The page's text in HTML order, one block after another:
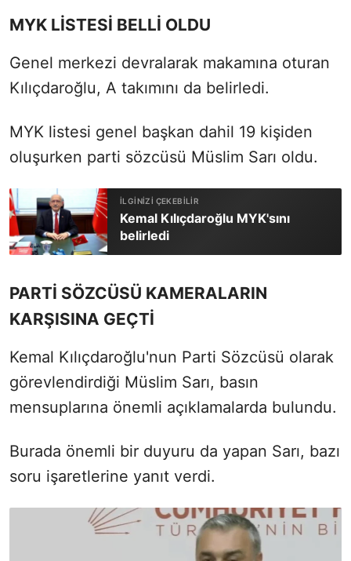
MYK LİSTESİ BELLİ OLDU
Genel merkezi devralarak makamına oturan
Kılıçdaroğlu, A takımını da belirledi.
MYK listesi genel başkan dahil 19 kişiden
oluşurken parti sözcüsü Müslim Sarı oldu.
Kemal Kılıçdaroğlu MYK'sını
belirledi
PARTİ SÖZCÜSÜ KAMERALARIN
KARŞISINA GEÇTİ
Kemal Kılıçdaroğlu'nun Parti Sözcüsü olarak
görevlendirdiği Müslim Sarı, basın
mensuplarına önemli açıklamalarda bulundu.
Burada önemli bir duyuru da yapan Sarı, bazı
soru işaretlerine yanıt verdi.